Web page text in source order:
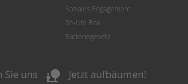
Soziales Engagement
Re-Life Box
Batteriegesetz
Sie uns nature_people Jetzt aufbäumen!